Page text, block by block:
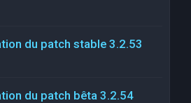
du patch stable 3.2.53
du patch bêta 3.2.54